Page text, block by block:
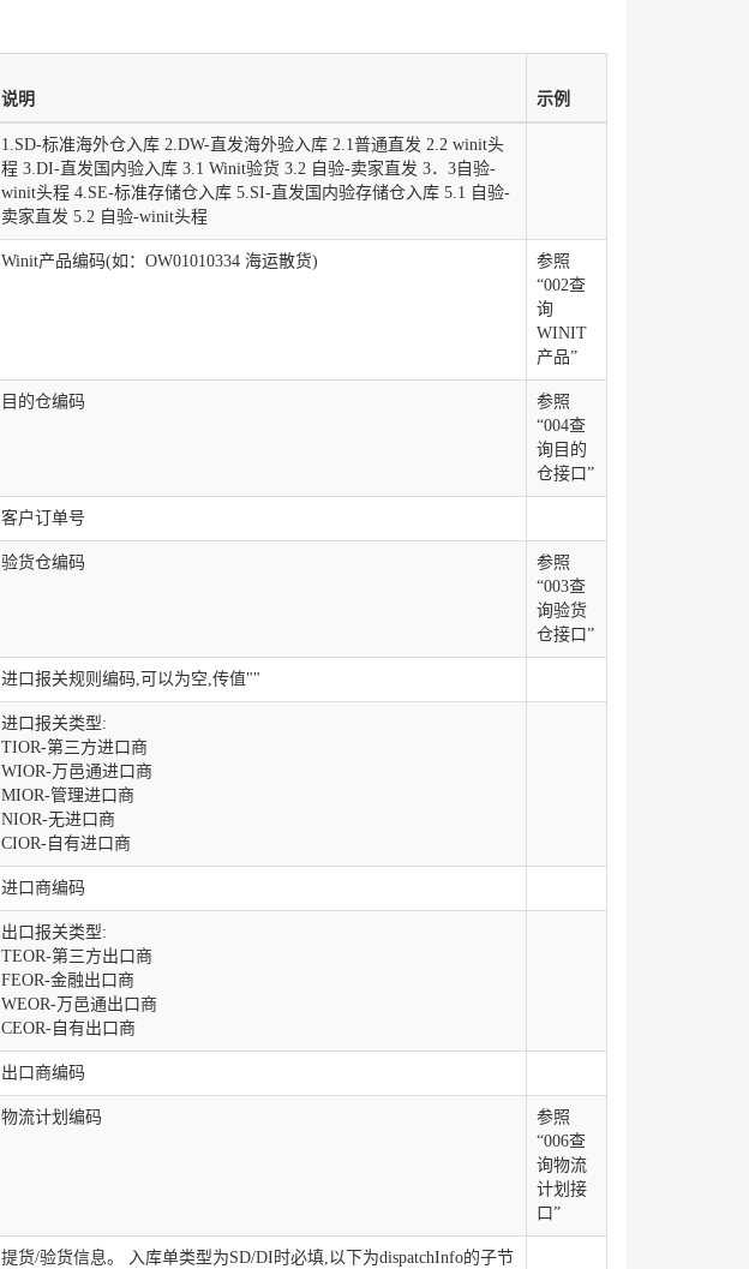
说明 示例
1.SD-标准海外仓入库 2.DW-直发海外验入库 2.1普通直发 2.2 winit头
程 3.DI-直发国内验入库 3.1 Winit验货 3.2 自验-卖家直发 3．3自验-
winit头程 4.SE-标准存储仓入库 5.SI-直发国内验存储仓入库 5.1 自验-
卖家直发 5.2 自验-winit头程
Winit产品编码(如：OW01010334 海运散货)
参照
“002查
询
WINIT
产品”
目的仓编码
参照
“004查
询目的
仓接口”
客户订单号
验货仓编码
参照
“003查
询验货
仓接口”
进口报关规则编码,可以为空,传值""
进口报关类型:
TIOR-第三方进口商
WIOR-万邑通进口商
MIOR-管理进口商
NIOR-无进口商
CIOR-自有进口商
进口商编码
出口报关类型:
TEOR-第三方出口商
FEOR-金融出口商
WEOR-万邑通出口商
CEOR-自有出口商
出口商编码
物流计划编码
参照
“006查
询物流
计划接
口”
提货/验货信息。 入库单类型为SD/DI时必填,以下为dispatchInfo的子节